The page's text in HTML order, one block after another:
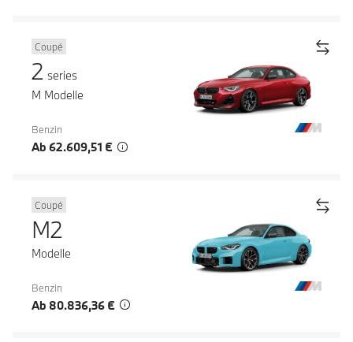
Coupé
2 series
M Modelle
Benzin
Ab 62.609,51 €
Coupé
M2
Modelle
Benzin
Ab 80.836,36 €